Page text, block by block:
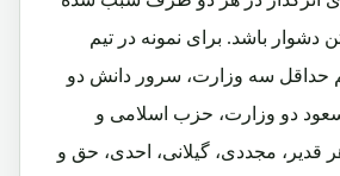
دشوار باشد. برای نمونه در تیم
حداقل سه وزارت، سرور دانش دو
دو وزارت، حزب اسلامی و
قدیر، مجددی، گیلانی، احدی، حق و